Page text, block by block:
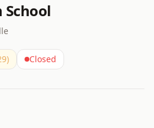
School
) Closed